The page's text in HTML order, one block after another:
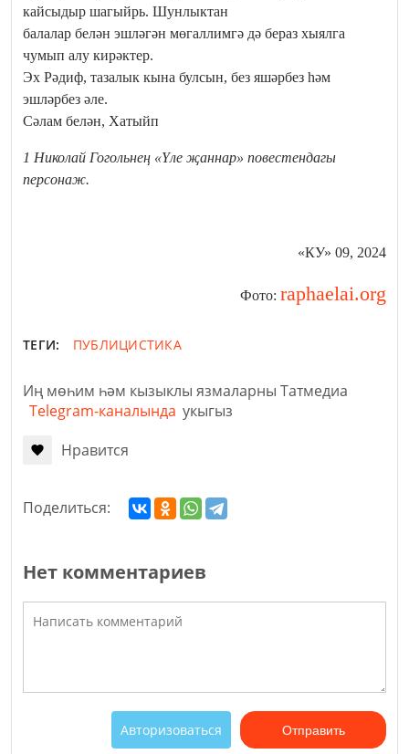
кайсыдыр шагыйрь. Шунлыктан
балалар белән эшләгән мөгаллимгә дә бераз хыялга
чумып алу кирәктер.
Эх Рәдиф, тазалык кына булсын, без яшәрбез һәм
эшләрбез әле.
Сәлам белән, Хатыйп
1 Николай Гогольнең «Үле җаннар» повестендагы
персонаж.
«КУ» 09, 2024
Фото: raphaelai.org
ТЕГИ: ПУБЛИЦИСТИКА
Иң мөһим һәм кызыклы язмаларны Татмедиа
Telegram-каналында укыгыз
Нравится
Поделиться:
Нет комментариев
Авторизоваться Отправить